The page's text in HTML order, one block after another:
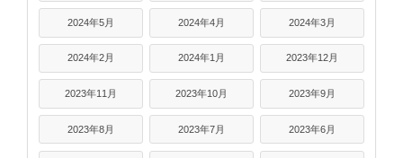
2024年5月 2024年4月 2024年3月
2024年2月 2024年1月 2023年12月
2023年11月 2023年10月 2023年9月
2023年8月 2023年7月 2023年6月